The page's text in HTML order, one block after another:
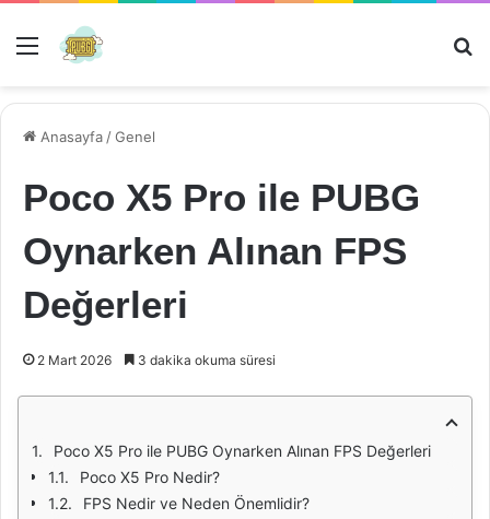
Menü
Anasayfa /Genel
Poco X5 Pro ile PUBG
Oynarken Alınan FPS
Değerleri
2 Mart 2026 3 dakika okuma süresi
Poco X5 Pro ile PUBG Oynarken Alınan FPS Değerleri
Poco X5 Pro Nedir?
FPS Nedir ve Neden Önemlidir?